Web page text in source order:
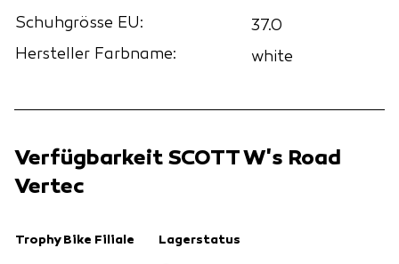
Schuhgrösse EU:
37.0
Hersteller Farbname:
white
Verfügbarkeit SCOTT W's Road
Vertec
Trophy Bike Filiale Lagerstatus